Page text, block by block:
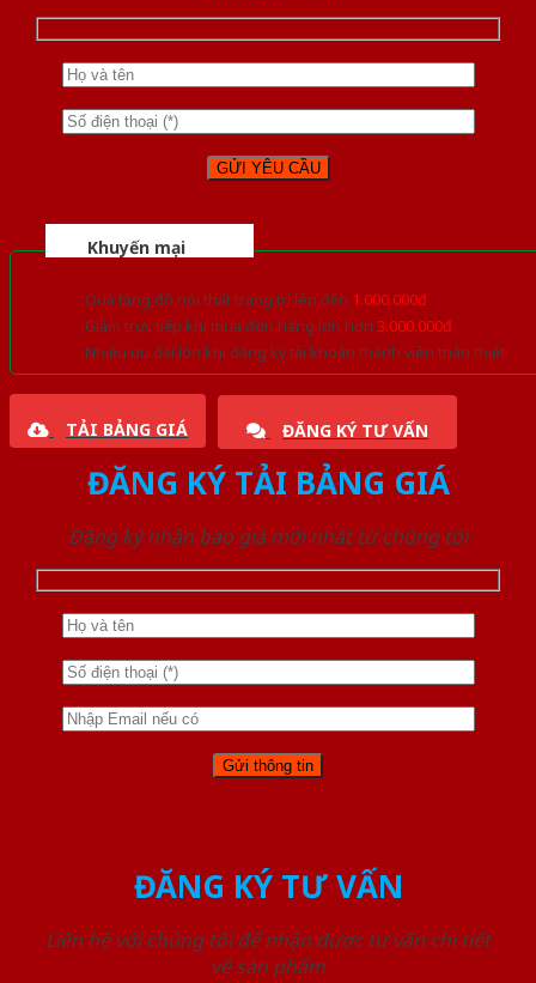
Khuyến mại
Quà tặng đồ nội thất trang trí lên đến 1.000.000đ
Giảm trực tiếp khi mua đơn hàng lớn hơn 3.000.000đ
Nhiều ưu đãi lớn khi đăng ký tài khoản thành viên thân thiết
TẢI BẢNG GIÁ ĐĂNG KÝ TƯ VẤN
ĐĂNG KÝ TẢI BẢNG GIÁ
Đăng ký nhận báo giá mới nhất từ chúng tôi
ĐĂNG KÝ TƯ VẤN
Liên hệ với chúng tôi để nhận được tư vấn chi tiết
về sản phẩm